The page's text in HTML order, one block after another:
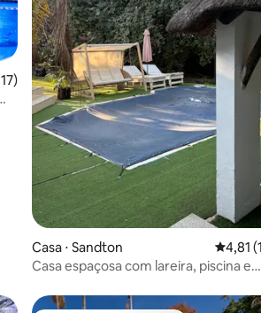
avaliação média de 5, 117 avaliações
Casa ⋅ Sandton 4,81
4,81
Casa espaçosa com lareira, piscina e